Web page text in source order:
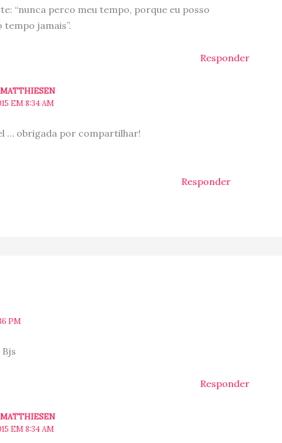
“nunca perco meu tempo, porque eu posso
jamais”.
Responder
EM 8:34 AM
… obrigada por compartilhar!
Responder
PM
Responder
EM 8:34 AM